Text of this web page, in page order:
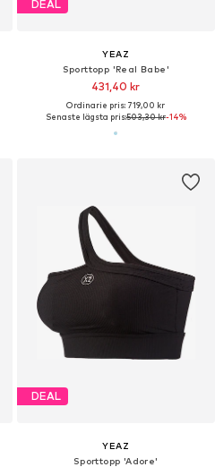
DEAL
YEAZ
Sporttopp 'Real Babe'
431,40 kr
Ordinarie pris: 719,00 kr
Senaste lägsta pris:503,30 kr-14%
DEAL
YEAZ
Sporttopp 'Adore'